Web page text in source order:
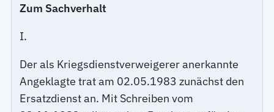
Zum Sachverhalt
I.
Der als Kriegsdienstverweigerer anerkannte
Angeklagte trat am 02.05.1983 zunächst den
Ersatzdienst an. Mit Schreiben vom